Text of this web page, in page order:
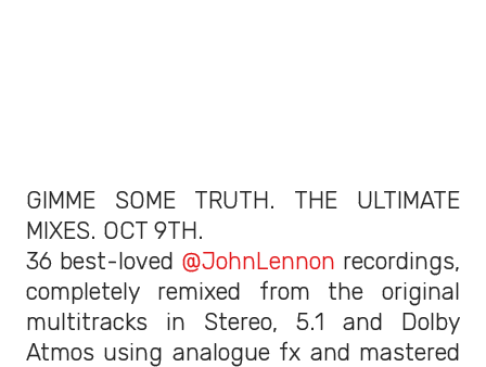
GIMME SOME TRUTH. THE ULTIMATE
MIXES. OCT 9TH.
36 best-loved @JohnLennon recordings,
completely remixed from the original
multitracks in Stereo, 5.1 and Dolby
Atmos using analogue fx and mastered